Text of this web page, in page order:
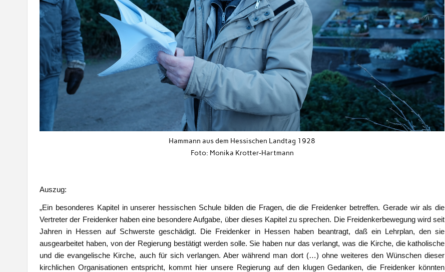
Hammann aus dem Hessischen Landtag 1928
Foto: Monika Krotter-Hartmann
Auszug:
„Ein besonderes Kapitel in unserer hessischen Schule bilden die Fragen, die die Freidenker betreffen. Gerade wir als die
Vertreter der Freidenker haben eine besondere Aufgabe, über dieses Kapitel zu sprechen. Die Freidenkerbewegung wird seit
Jahren in Hessen auf Schwerste geschädigt. Die Freidenker in Hessen haben beantragt, daß ein Lehrplan, den sie
ausgearbeitet haben, von der Regierung bestätigt werden solle. Sie haben nur das verlangt, was die Kirche, die katholische
und die evangelische Kirche, auch für sich verlangen. Aber während man dort (…) ohne weiteres den Wünschen dieser
kirchlichen Organisationen entspricht, kommt hier unsere Regierung auf den klugen Gedanken, die Freidenker könnten